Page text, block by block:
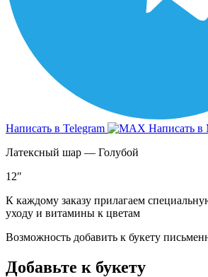
Написать в Telegram
Написать в
Латексный шар — Голубой
12″
К каждому заказу прилагаем
уходу и витамины к цветам
Возможность добавить к букету
Добавьте к букету